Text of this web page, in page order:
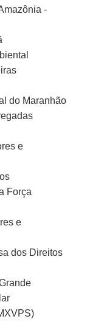
-
do Maranhão
e
Força
e
dos Direitos